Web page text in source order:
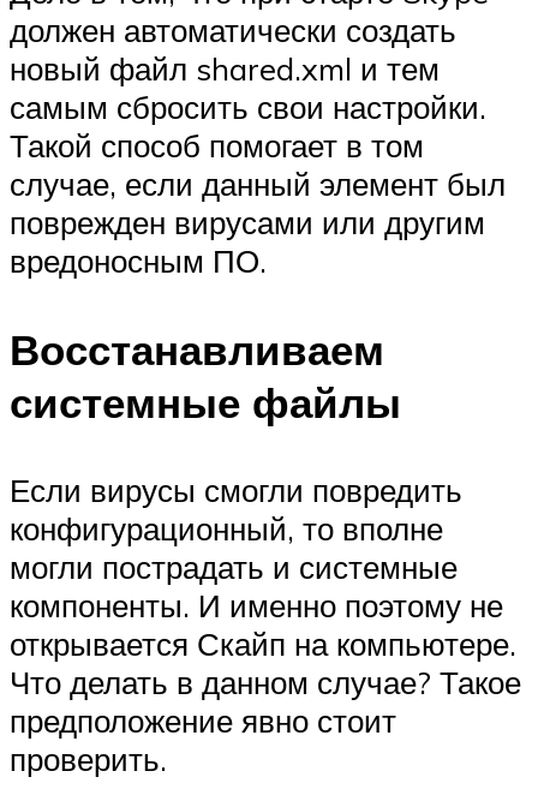
должен автоматически создать
новый файл shared.xml и тем
самым сбросить свои настройки.
Такой способ помогает в том
случае, если данный элемент был
поврежден вирусами или другим
вредоносным ПО.
Восстанавливаем
системные файлы
Если вирусы смогли повредить
конфигурационный, то вполне
могли пострадать и системные
компоненты. И именно поэтому не
открывается Скайп на компьютере.
Что делать в данном случае? Такое
предположение явно стоит
проверить.